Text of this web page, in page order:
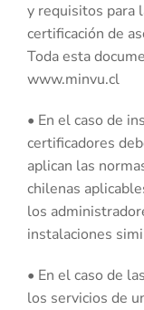
y requisitos para
certificación de
Toda esta
www.minvu.cl
• En el caso de
certificadores
aplican las
chilenas
los
instalaciones
• En el caso de
los servicios de